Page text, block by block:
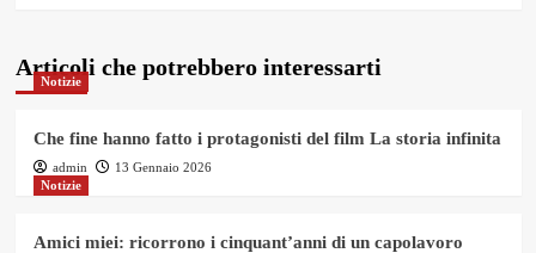
Articoli che potrebbero interessarti
Notizie
Che fine hanno fatto i protagonisti del film La storia infinita
admin
13 Gennaio 2026
Notizie
Amici miei: ricorrono i cinquant’anni di un capolavoro